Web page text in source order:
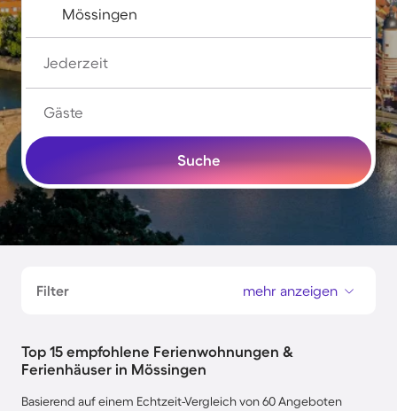
Jederzeit
Gäste
Suche
Filter mehr anzeigen
Top 15 empfohlene Ferienwohnungen &
Ferienhäuser in Mössingen
Basierend auf einem Echtzeit-Vergleich von 60 Angeboten